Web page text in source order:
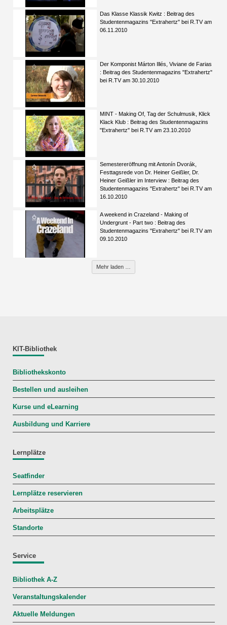
Das Klasse Klassik Kwitz : Beitrag des
Studentenmagazins "Extrahertz" bei R.TV am
06.11.2010
Der Komponist Márton Illés, Viviane de Farias
: Beitrag des Studentenmagazins "Extrahertz"
bei R.TV am 30.10.2010
MINT - Making Of, Tag der Schulmusik, Klick
Klack Klub : Beitrag des Studentenmagazins
"Extrahertz" bei R.TV am 23.10.2010
Semestereröffnung mit Antonín Dvorák,
Festtagsrede von Dr. Heiner Geißler, Dr.
Heiner Geißler im Interview : Beitrag des
Studentenmagazins "Extrahertz" bei R.TV am
16.10.2010
A weekend in Crazeland - Making of
Undergrunt - Part two : Beitrag des
Studentenmagazins "Extrahertz" bei R.TV am
09.10.2010
Mehr laden …
KIT-Bibliothek
Bibliothekskonto
Bestellen und ausleihen
Kurse und eLearning
Ausbildung und Karriere
Lernplätze
Seatfinder
Lernplätze reservieren
Arbeitsplätze
Standorte
Service
Bibliothek A-Z
Veranstaltungskalender
Aktuelle Meldungen